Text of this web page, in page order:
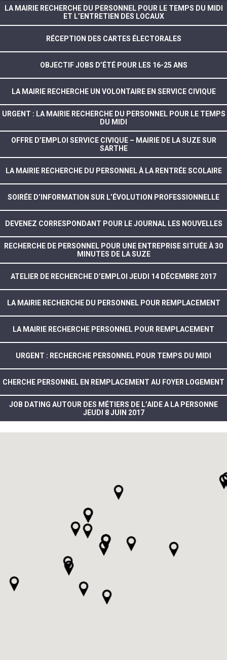
LA MAIRIE RECHERCHE DU PERSONNEL POUR LE TEMPS DU MIDI
ET L’ENTRETIEN DES LOCAUX
RÉCEPTION DES CARTES ÉLECTORALES
OBJECTIF JOBS D’ÉTÉ POUR LES 16-25 ANS
LA MAIRIE RECHERCHE UN VOLONTAIRE EN SERVICE CIVIQUE
URGENT : LA MAIRIE RECHERCHE DU PERSONNEL POUR LE TEMPS
DU MIDI
OFFRE D’EMPLOI SERVICE CIVIQUE – MAIRIE DE LA SUZE SUR
SARTHE
LA MAIRIE RECHERCHE DU PERSONNEL À LA RENTRÉE SCOLAIRE
SOIRÉE D’INFORMATION SUR L’ÉVOLUTION PROFESSIONNELLE
DEVENEZ CORRESPONDANT POUR LE JOURNAL LES NOUVELLES
RECHERCHE DE PERSONNEL POUR UNE ENTREPRISE SITUÉE À 30
MINUTES DE LA SUZE
ATELIER DE RECHERCHE D’EMPLOI JEUDI 14 DÉCEMBRE 2017
LA MAIRIE RECHERCHE DU PERSONNEL POUR REMPLACEMENT
LA MAIRIE RECHERCHE PERSONNEL POUR REMPLACEMENT
URGENT : RECHERCHE PERSONNEL POUR TEMPS DU MIDI
CHERCHE PERSONNEL EN REMPLACEMENT AU FOYER LOGEMENT
JOB DATING AUTOUR DES MÉTIERS DE L’AIDE A LA PERSONNE
JEUDI 8 JUIN 2017